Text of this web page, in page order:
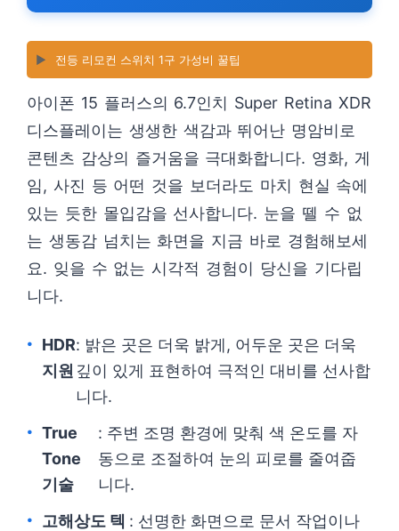
▶️ 전등 리모컨 스위치 1구 가성비 꿀팁
아이폰 15 플러스의 6.7인치 Super Retina XDR
디스플레이는 생생한 색감과 뛰어난 명암비로
콘텐츠 감상의 즐거움을 극대화합니다. 영화, 게
임, 사진 등 어떤 것을 보더라도 마치 현실 속에
있는 듯한 몰입감을 선사합니다. 눈을 뗄 수 없
는 생동감 넘치는 화면을 지금 바로 경험해보세
요. 잊을 수 없는 시각적 경험이 당신을 기다립
니다.
HDR
지원
: 밝은 곳은 더욱 밝게, 어두운 곳은 더욱
깊이 있게 표현하여 극적인 대비를 선사합
니다.
True
Tone
기술
: 주변 조명 환경에 맞춰 색 온도를 자
동으로 조절하여 눈의 피로를 줄여줍
니다.
고해상도 텍 : 선명한 화면으로 문서 작업이나